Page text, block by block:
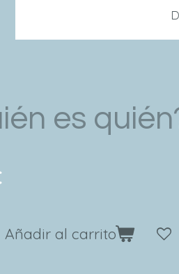
es
Añadir al carrito